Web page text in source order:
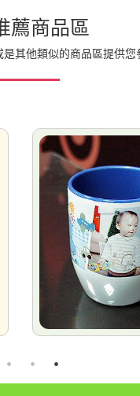
薦商品區
其他類似的商品區提供您